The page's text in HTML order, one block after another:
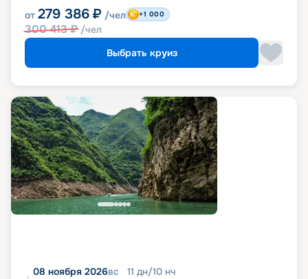
от 279 386 ₽ /чел
300 413₽ /чел
+1 000
Выбрать круиз
08 ноября 2026вс 11 дн/10 нч